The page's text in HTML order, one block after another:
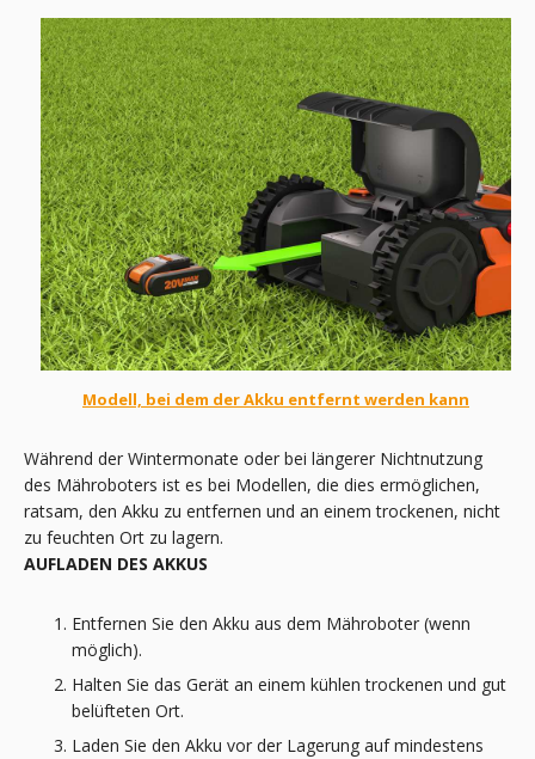
Modell, bei dem der Akku entfernt werden kann
Während der Wintermonate oder bei längerer Nichtnutzung
des Mähroboters ist es bei Modellen, die dies ermöglichen,
ratsam, den Akku zu entfernen und an einem trockenen, nicht
zu feuchten Ort zu lagern.
AUFLADEN DES AKKUS
Entfernen Sie den Akku aus dem Mähroboter (wenn
möglich).
Halten Sie das Gerät an einem kühlen trockenen und gut
belüfteten Ort.
Laden Sie den Akku vor der Lagerung auf mindestens